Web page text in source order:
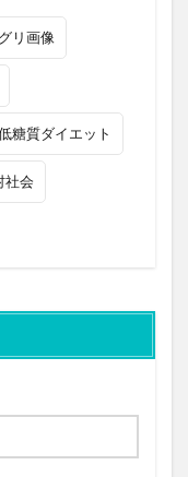
リ画像
糖質ダイエット
社会